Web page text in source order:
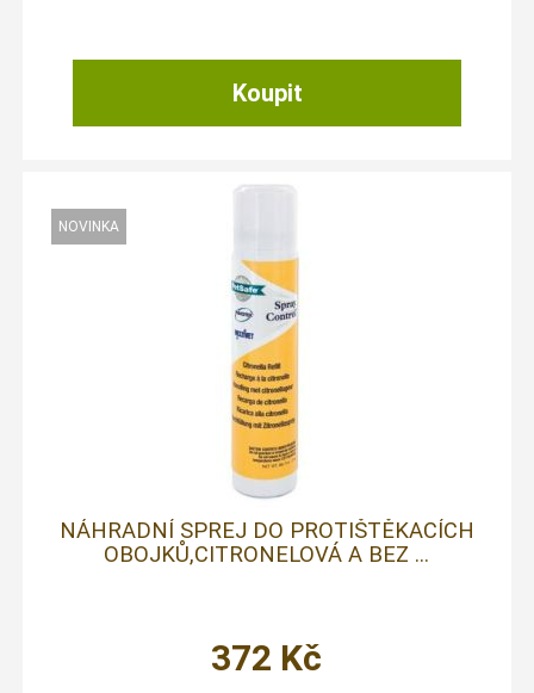
NÁHRADNÍ SPREJ DO PROTIŠTĚKACÍCH
OBOJKŮ,CITRONELOVÁ A BEZ ...
372 Kč